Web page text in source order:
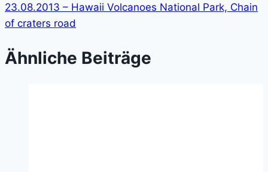
23.08.2013 – Hawaii Volcanoes National Park, Chain
of craters road
Ähnliche Beiträge